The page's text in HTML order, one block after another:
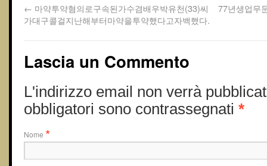
← 마약투약혐의로구속된가수겸배우박유천(33)씨
가대구콜걸지난해부터마약을투약했다고자백했다.
77년생업무
Lascia un Commento
L'indirizzo email non verrà
obbligatori sono contrassegnati *
Nome *